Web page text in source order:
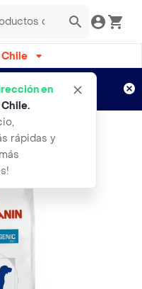
en
.
rápidas y
Aplican TyC